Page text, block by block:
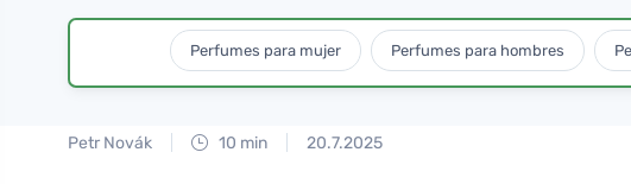
Perfumes para mujer Perfumes para hombres
Petr Novák 10 min 20.7.2025